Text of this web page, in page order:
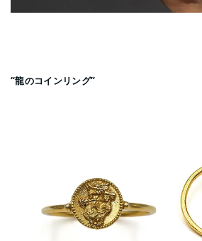
“龍のコインリング”